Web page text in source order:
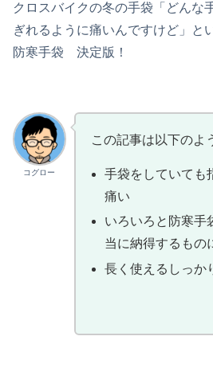
クロスバイクの冬の手袋「どんな
ぎれるように痛いんですけど」
防寒手袋 決定版！
コグロー
この記事は以下のよ
手袋をしていても
痛い
いろいろと防寒手
当に納得するもの
長く使えるしっか